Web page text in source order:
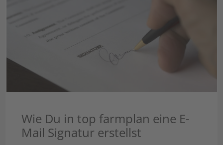
Wie Du in top farmplan eine E-
Mail Signatur erstellst